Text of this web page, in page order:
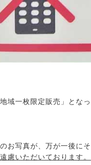
域一枚限定販売」となっ
お写真が、万が一後に
慮いただいております。